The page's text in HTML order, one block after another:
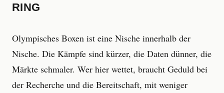
RING
Olympisches Boxen ist eine Nische innerhalb der
Nische. Die Kämpfe sind kürzer, die Daten dünner, die
Märkte schmaler. Wer hier wettet, braucht Geduld bei
der Recherche und die Bereitschaft, mit weniger